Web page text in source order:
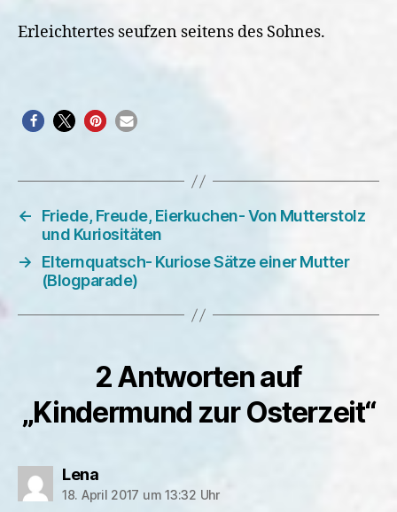
Erleichtertes seufzen seitens des Sohnes.
←
Friede, Freude, Eierkuchen- Von Mutterstolz
und Kuriositäten
→
Elternquatsch- Kuriose Sätze einer Mutter
(Blogparade)
2 Antworten auf
„Kindermund zur Osterzeit“
Lenasagt:
18. April 2017 um 13:32 Uhr